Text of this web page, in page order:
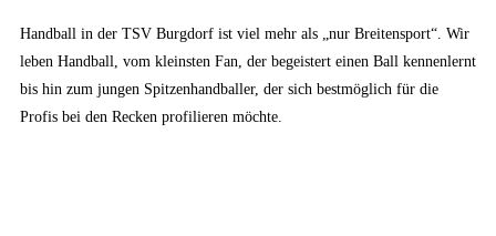
Handball in der TSV Burgdorf ist viel mehr als „nur Breitensport“. Wir
leben Handball, vom kleinsten Fan, der begeistert einen Ball kennenlernt
bis hin zum jungen Spitzenhandballer, der sich bestmöglich für die
Profis bei den Recken profilieren möchte.